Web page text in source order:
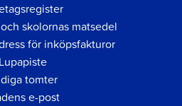
skolornas matsedel
för inköpsfakturor
Lupapiste
tomter
e-post